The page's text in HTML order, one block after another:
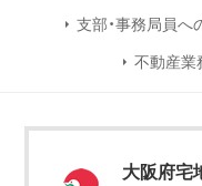
支部・事務局員へ
不動産業
大阪府宅